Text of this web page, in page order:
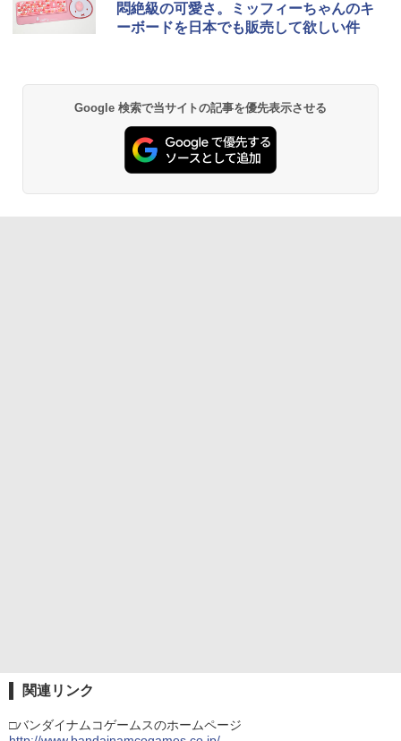
悶絶級の可愛さ。ミッフィーちゃんのキ
ーボードを日本でも販売して欲しい件
Google 検索で当サイトの記事を優先表示させる
関連リンク
□バンダイナムコゲームスのホームページ